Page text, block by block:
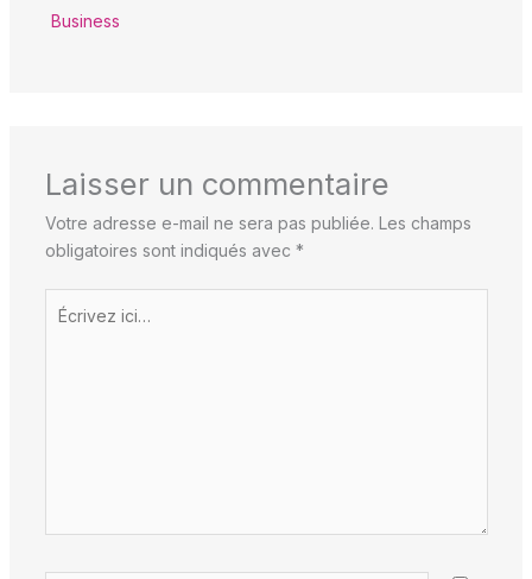
Business
Laisser un commentaire
Votre adresse e-mail ne sera pas publiée. Les champs
obligatoires sont indiqués avec *
Écrivez
ici…